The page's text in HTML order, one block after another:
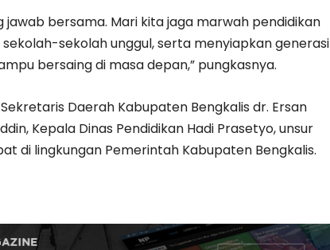
jawab bersama. Mari kita jaga marwah pendidikan
sekolah unggul, serta menyiapkan generasi
bersaing di masa depan,” pungkasnya.
Daerah Kabupaten Bengkalis dr. Ersan
Kepala Dinas Pendidikan Hadi Prasetyo, unsur
di lingkungan Pemerintah Kabupaten Bengkalis.